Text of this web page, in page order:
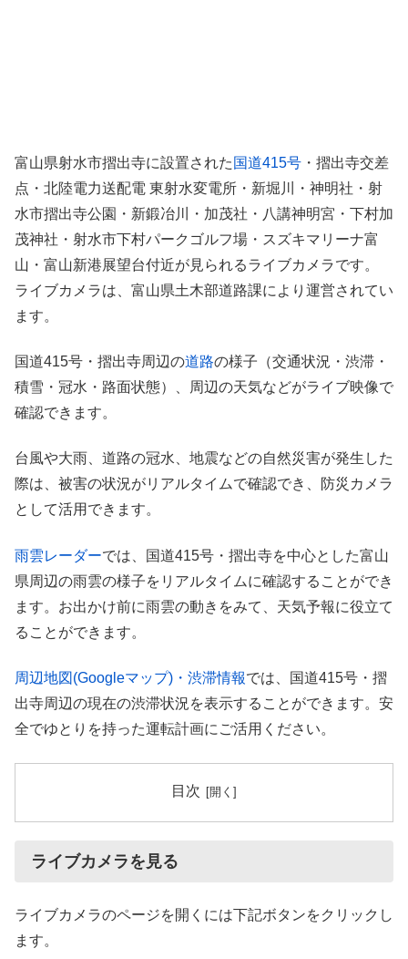
富山県射水市摺出寺に設置された 国道415号 ・摺出寺交差
点・北陸電力送配電 東射水変電所・新堀川・神明社・射
水市摺出寺公園・新鍛冶川・加茂社・八講神明宮・下村加
茂神社・射水市下村パークゴルフ場・スズキマリーナ富
山・富山新港展望台付近が見られるライブカメラです。
ライブカメラは、富山県土木部道路課により運営されてい
ます。
国道415号・摺出寺周辺の道路の様子（交通状況・渋滞・
積雪・冠水・路面状態）、周辺の天気などがライブ映像で
確認できます。
台風や大雨、道路の冠水、地震などの自然災害が発生した
際は、被害の状況がリアルタイムで確認でき、防災カメラ
として活用できます。
雨雲レーダーでは、国道415号・摺出寺を中心とした富山
県周辺の雨雲の様子をリアルタイムに確認することができ
ます。お出かけ前に雨雲の動きをみて、天気予報に役立て
ることができます。
周辺地図(Googleマップ)・渋滞情報では、国道415号・摺
出寺周辺の現在の渋滞状況を表示することができます。安
全でゆとりを持った運転計画にご活用ください。
目次
ライブカメラを見る
ライブカメラのページを開くには下記ボタンをクリックし
ます。